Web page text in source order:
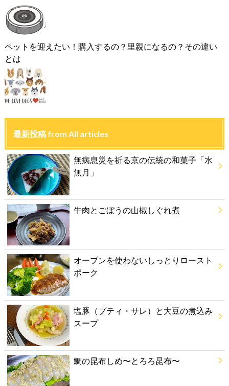
ペットを迎えたい！購入するの？里親になるの？その違い
とは
最新投稿 from All articles
無病息災を祈る京の伝統の和菓子「水
無月」
牛肉とごぼうの山椒しぐれ煮
オーブンを使わないしっとりロースト
ポーク
塩豚（プティ・サレ）と大豆の煮込み
スープ
鯛の昆布しめ〜とろろ昆布〜